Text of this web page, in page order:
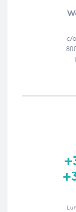
c/